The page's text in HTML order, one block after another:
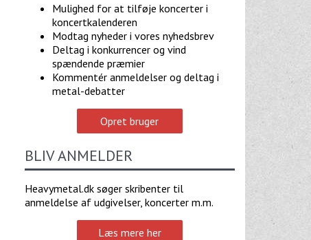
Mulighed for at tilføje koncerter i
koncertkalenderen
Modtag nyheder i vores nyhedsbrev
Deltag i konkurrencer og vind
spændende præmier
Kommentér anmeldelser og deltag i
metal-debatter
Opret bruger
BLIV ANMELDER
Heavymetal.dk søger skribenter til
anmeldelse af udgivelser, koncerter m.m.
Læs mere her